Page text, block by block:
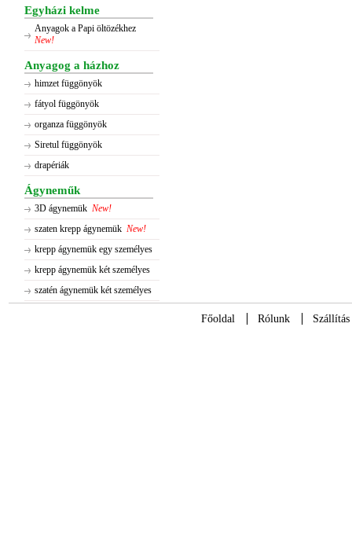
Egyházi kelme
Anyagok a Papi öltözékhez
New!
Anyagog a házhoz
himzet függönyök
fátyol függönyök
organza függönyök
Siretul függönyök
drapériák
Ágyneműk
3D ágynemük New!
szaten krepp ágynemük New!
krepp ágynemük egy személyes
krepp ágynemük két személyes
szatén ágynemük két személyes
Főoldal Rólunk Szállítás